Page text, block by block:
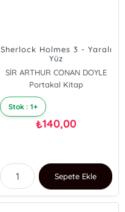
Sherlock Holmes 3 - Yaralı
Yüz
SİR ARTHUR CONAN DOYLE
Portakal Kitap
Stok : 1+
₺140,00
Sepete Ekle